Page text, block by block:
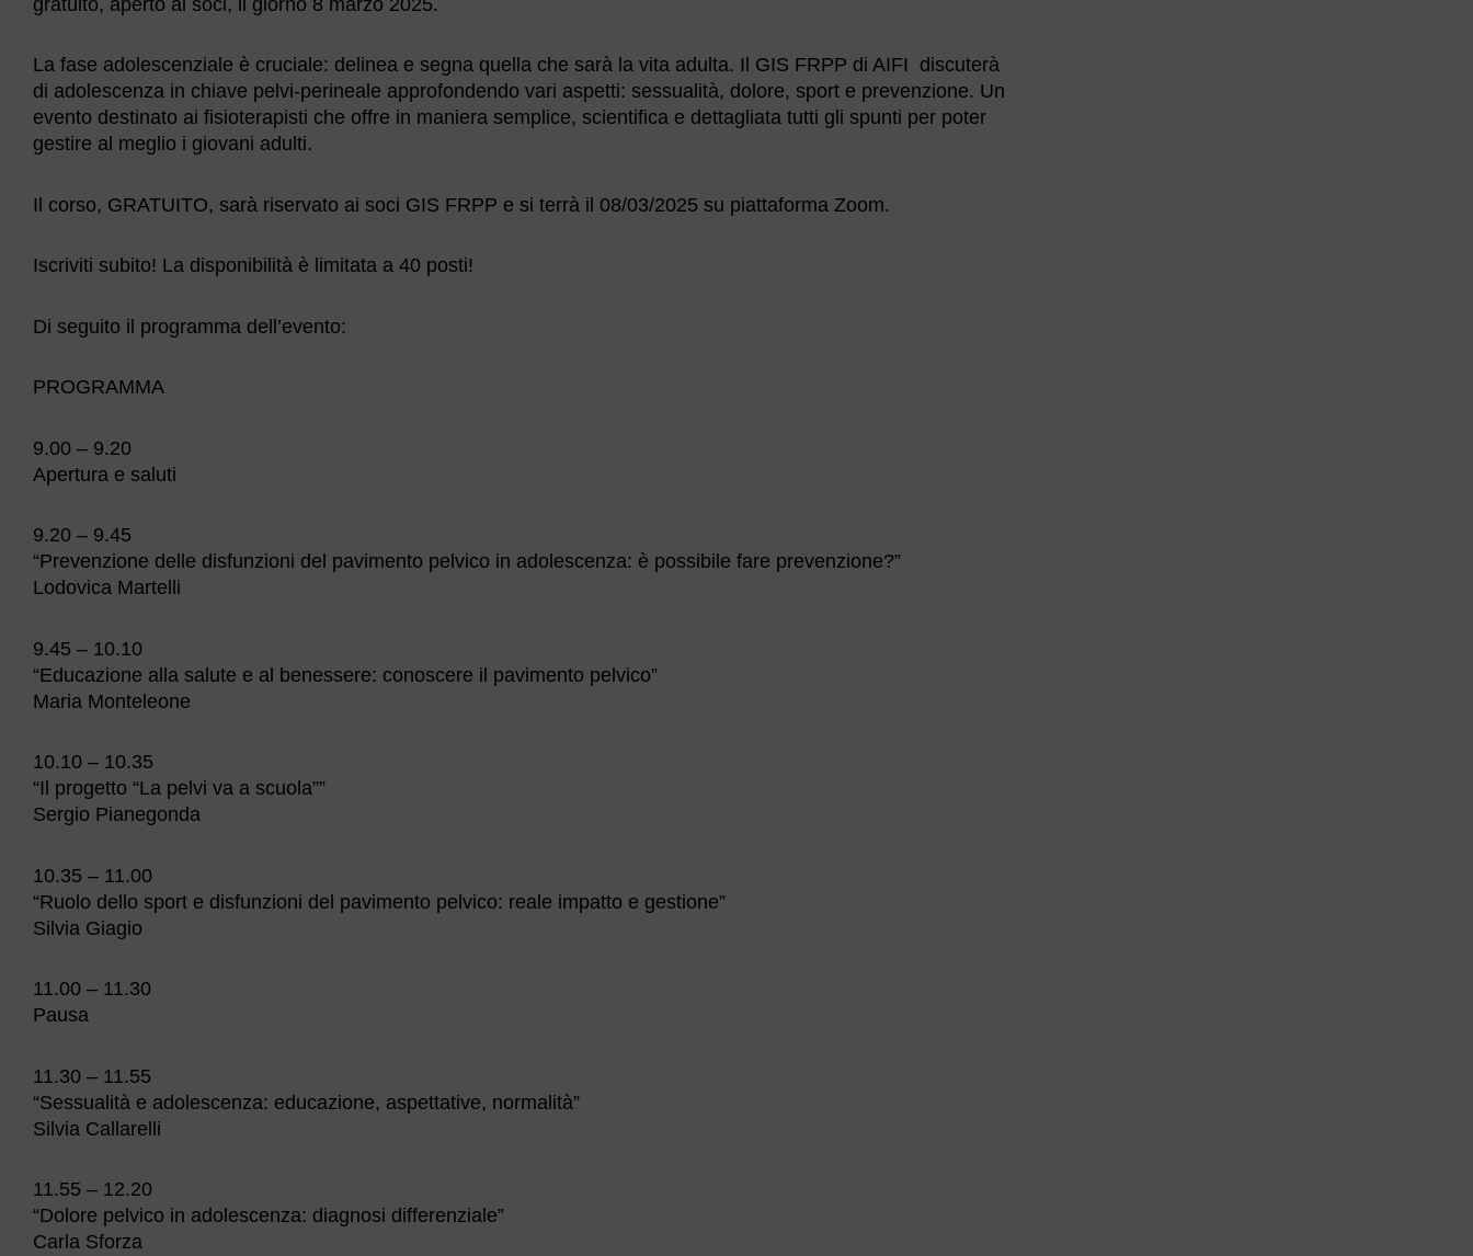
La fase adolescenziale è cruciale: delinea e segna quella che sarà la vita adulta. Il GIS FRPP di AIFI discuterà
di adolescenza in chiave pelvi-perineale approfondendo vari aspetti: sessualità, dolore, sport e prevenzione. Un
evento destinato ai fisioterapisti che offre in maniera semplice, scientifica e dettagliata tutti gli spunti per poter
gestire al meglio i giovani adulti.
Il corso, GRATUITO, sarà riservato ai soci GIS FRPP e si terrà il 08/03/2025 su piattaforma Zoom.
Iscriviti subito! La disponibilità è limitata a 40 posti!
Di seguito il programma dell’evento:
PROGRAMMA
9.00 – 9.20
Apertura e saluti
9.20 – 9.45
“Prevenzione delle disfunzioni del pavimento pelvico in adolescenza: è possibile fare prevenzione?”
Lodovica Martelli
9.45 – 10.10
“Educazione alla salute e al benessere: conoscere il pavimento pelvico”
Maria Monteleone
10.10 – 10.35
“Il progetto “La pelvi va a scuola””
Sergio Pianegonda
10.35 – 11.00
“Ruolo dello sport e disfunzioni del pavimento pelvico: reale impatto e gestione”
Silvia Giagio
11.00 – 11.30
Pausa
11.30 – 11.55
“Sessualità e adolescenza: educazione, aspettative, normalità”
Silvia Callarelli
11.55 – 12.20
“Dolore pelvico in adolescenza: diagnosi differenziale”
Carla Sforza